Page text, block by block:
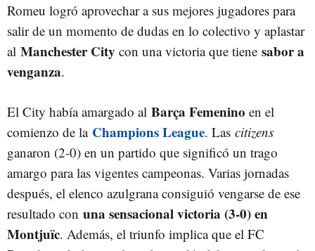
Romeu logró aprovechar a sus mejores jugadores para
salir de un momento de dudas en lo colectivo y aplastar
al Manchester City con una victoria que tiene sabor a
venganza.
El City había amargado al Barça Femenino en el
comienzo de la Champions League. Las citizens
ganaron (2-0) en un partido que significó un trago
amargo para las vigentes campeonas. Varias jornadas
después, el elenco azulgrana consiguió vengarse de ese
resultado con una sensacional victoria (3-0) en
Montjuïc. Además, el triunfo implica que el FC